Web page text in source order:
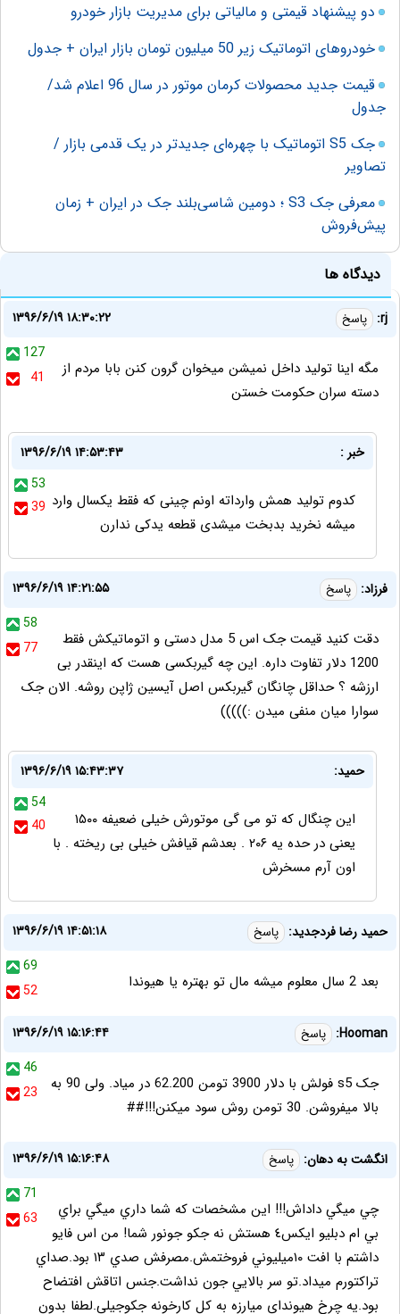
دو پیشنهاد قیمتی و مالیاتی برای مدیریت بازار خودرو
خودروهای اتوماتیک زیر 50 میلیون تومان بازار ایران + جدول
قیمت جدید محصولات کرمان موتور در سال 96 اعلام شد/
جدول
جک S5 اتوماتیک با چهره‌ای جدیدتر در یک قدمی بازار /
تصاویر
معرفی جک S3 ؛ دومین شاسی‌بلند جک در ایران + زمان
پیش‌فروش
دیدگاه ها
rj: پاسخ
۱۳۹۶/۶/۱۹ ۱۸:۳۰:۲۲
127
41
مگه اینا تولید داخل نمیشن میخوان گرون کنن بابا مردم از
دسته سران حکومت خستن
خبر :
۱۳۹۶/۶/۱۹ ۱۴:۵۳:۴۳
53
39 کدوم تولید همش وارداته اونم چینی که فقط یکسال وارد
میشه نخرید بدبخت میشدی قطعه یدکی ندارن
فرزاد: پاسخ
۱۳۹۶/۶/۱۹ ۱۴:۲۱:۵۵
58
77
دقت کنید قیمت جک اس 5 مدل دستی و اتوماتیکش فقط
1200 دلار تفاوت داره. این چه گیربکسی هست که اینقدر بی
ارزشه ؟ حداقل چانگان گیربکس اصل آیسین ژاپن روشه. الان جک
سوارا میان منفی میدن :)))))
حمید:
۱۳۹۶/۶/۱۹ ۱۵:۴۳:۳۷
54
40
این چنگال که تو می گی موتورش خیلی ضعیفه ۱۵۰۰
یعنی در حده یه ۲۰۶ . بعدشم قیافش خیلی بی ریخته . با
اون آرم مسخرش
حمید رضا فردجدید: پاسخ
۱۳۹۶/۶/۱۹ ۱۴:۵۱:۱۸
69
52
بعد 2 سال معلوم میشه مال تو بهتره یا هیوندا
Hooman: پاسخ
۱۳۹۶/۶/۱۹ ۱۵:۱۶:۴۴
46
23
جک s5 فولش با دلار 3900 تومن 62.200 در میاد. ولی 90 به
بالا میفروشن. 30 تومن روش سود میکنن!!!##
انگشت به دهان: پاسخ
۱۳۹۶/۶/۱۹ ۱۵:۱۶:۴۸
71
63
چي ميگي داداش!!! اين مشخصات كه شما داري ميگي براي
بي ام دبليو ايكس٤ هستش نه جكو جونور شما! من اس فايو
داشتم با افت ١٠ميليوني فروختمش.مصرفش صدي ١٣ بود.صداي
تراكتورم ميداد.تو سر بالايي جون نداشت.جنس اتاقش افتضاح
بود.يه چرخ هيونداي ميارزه به كل كارخونه جكوجيلي.لطفا بدون